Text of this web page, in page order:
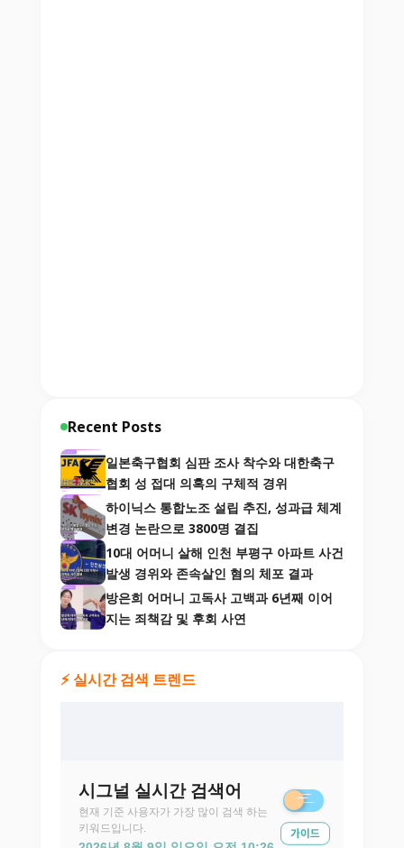
Recent Posts
일본축구협회 심판 조사 착수와 대한축구
협회 성 접대 의혹의 구체적 경위
하이닉스 통합노조 설립 추진, 성과급 체계
변경 논란으로 3800명 결집
10대 어머니 살해 인천 부평구 아파트 사건
발생 경위와 존속살인 혐의 체포 결과
방은희 어머니 고독사 고백과 6년째 이어
지는 죄책감 및 후회 사연
⚡ 실시간 검색 트렌드